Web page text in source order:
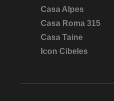
Casa Alpes
Casa Roma 315
Casa Taine
Icon Cibeles